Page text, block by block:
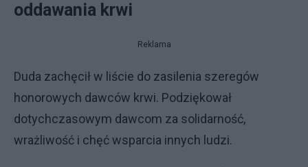
oddawania krwi
Reklama
Duda zachęcił w liście do zasilenia szeregów
honorowych dawców krwi. Podziękował
dotychczasowym dawcom za solidarność,
wrażliwość i chęć wsparcia innych ludzi.